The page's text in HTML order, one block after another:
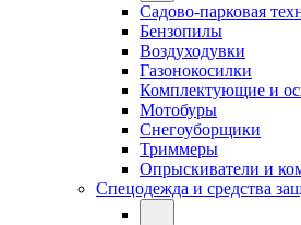
Садово-парковая
Бензопилы
Воздуходувки
Газонокосилки
Комплектующие и
Мотобуры
Снегоуборщики
Триммеры
Опрыскиватели и
Спецодежда и средства